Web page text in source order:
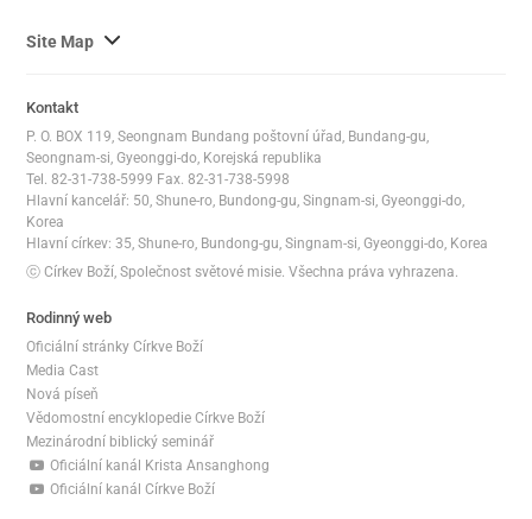
Site Map 사
전
체
보
기
Kontakt
P. O. BOX 119, Seongnam Bundang poštovní úřad, Bundang-gu,
Seongnam-si, Gyeonggi-do, Korejská republika
Tel. 82-31-738-5999 Fax. 82-31-738-5998
Hlavní kancelář: 50, Shune-ro, Bundong-gu, Singnam-si, Gyeonggi-do,
Korea
Hlavní církev: 35, Shune-ro, Bundong-gu, Singnam-si, Gyeonggi-do, Korea
ⓒ Církev Boží, Společnost světové misie. Všechna práva vyhrazena.
Rodinný web
Oficiální stránky Církve Boží
Media Cast
Nová píseň
Vědomostní encyklopedie Církve Boží
Mezinárodní biblický seminář
Oficiální kanál Krista Ansanghong
Oficiální kanál Církve Boží